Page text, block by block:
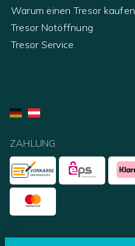
Warum einen Tresor kaufen
Tresor Notöffnung
Tresor Service
ZAHLUNG
UNSERE PARTNER